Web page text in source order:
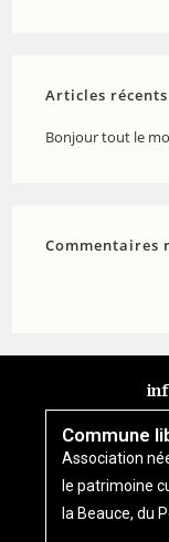
Articles récents
Bonjour tout le
Commentaires
Commune
Association
le patrimoine
la Beauce, du